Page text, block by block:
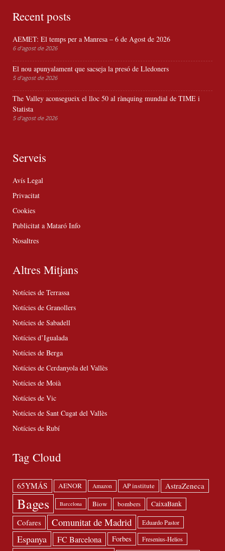
Recent posts
AEMET: El temps per a Manresa – 6 de Agost de 2026
6 d'agost de 2026
El nou apunyalament que sacseja la presó de Lledoners
5 d'agost de 2026
The Valley aconsegueix el lloc 50 al rànquing mundial de TIME i
Statista
5 d'agost de 2026
Serveis
Avís Legal
Privacitat
Cookies
Publicitat a Mataró Info
Nosaltres
Altres Mitjans
Notícies de Terrassa
Notícies de Granollers
Notícies de Sabadell
Notícies d’Igualada
Notícies de Berga
Notícies de Cerdanyola del Vallès
Notícies de Moià
Notícies de Vic
Notícies de Sant Cugat del Vallès
Notícies de Rubí
Tag Cloud
65YMÁS AENOR Amazon AP institute AstraZeneca
Bages Barcelona Biow bombers CaixaBank
Cofares Comunitat de Madrid Eduardo Pastor
Espanya FC Barcelona Forbes Fresenius-Helios